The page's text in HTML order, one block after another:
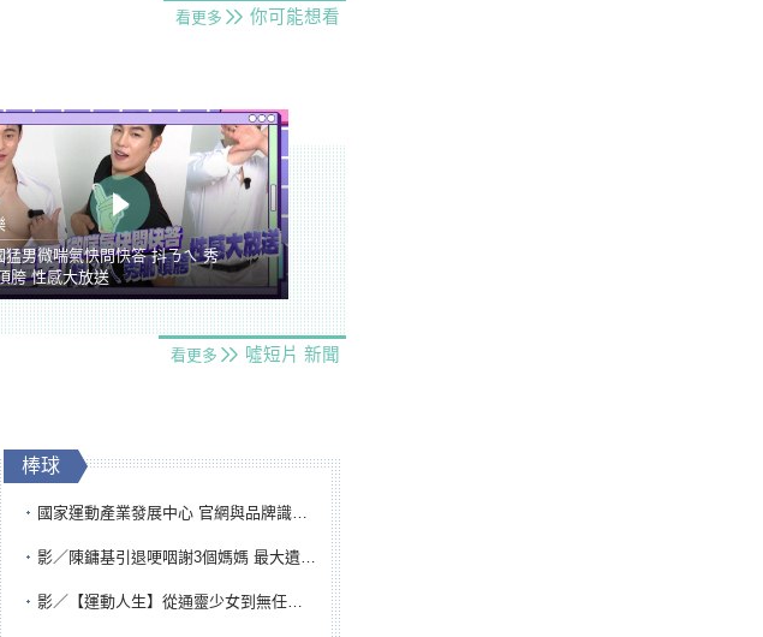
看更多 你可能想看
猛男微喘氣快問快答 抖ㄋㄟ 秀
胯 性感大放送
看更多 噓短片 新聞
棒球
國家運動產業發展中心 官網與品牌識別標誌重磅啟用
影／陳鏞基引退哽咽謝3個媽媽 最大遺憾無緣大聯盟
影／【運動人生】從通靈少女到無任所大使 劉柏君女裁判人生國際發光